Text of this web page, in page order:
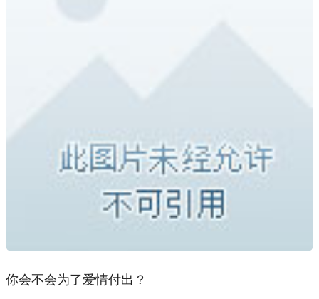
你会不会为了爱情付出？